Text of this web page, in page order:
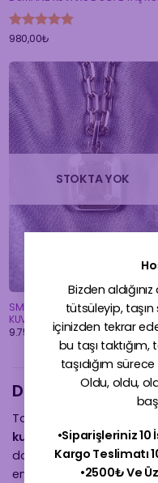
Bizden
tütsüleyip,
içinizden tekrar
bu taşı
taşıdığım
Oldu, oldu,
•Siparişleriniz 10
Kargo Teslimatı
•2500₺ Ve
5 üzerinden
980,00₺
STOKTA YOK
SMOKY QUARTZ KOLYE –
KUVARS KOLYE – LIMITED EDITION
9.750,00
₺
Dumanlı Kuvars
Topraklanma ve arınma
kuvars taşı, koyu gri ve
doğal taşlardan biridir.
enerjilerden uzaklaşma,